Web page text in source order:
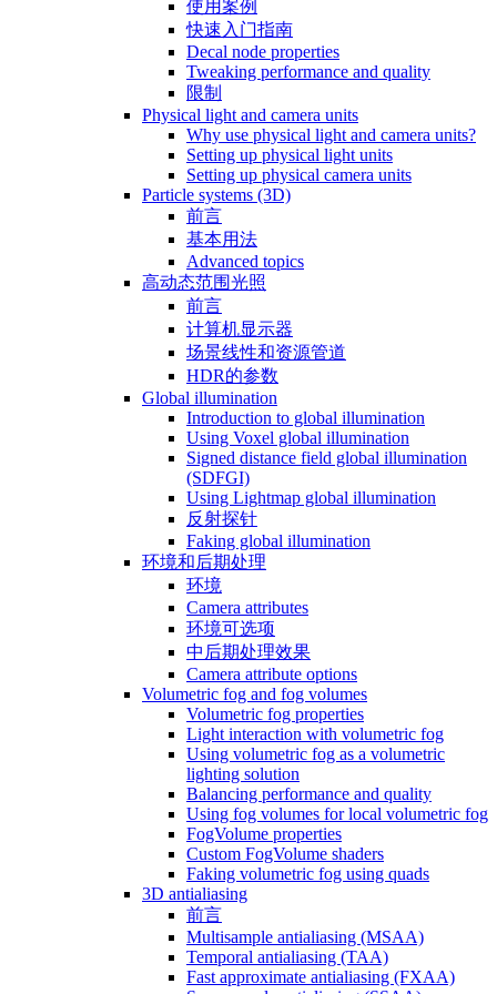
使用案例
快速入门指南
Decal node properties
Tweaking performance and quality
限制
Physical light and camera units
Why use physical light and camera units?
Setting up physical light units
Setting up physical camera units
Particle systems (3D)
前言
基本用法
Advanced topics
高动态范围光照
前言
计算机显示器
场景线性和资源管道
HDR的参数
Global illumination
Introduction to global illumination
Using Voxel global illumination
Signed distance field global illumination
(SDFGI)
Using Lightmap global illumination
反射探针
Faking global illumination
环境和后期处理
环境
Camera attributes
环境可选项
中后期处理效果
Camera attribute options
Volumetric fog and fog volumes
Volumetric fog properties
Light interaction with volumetric fog
Using volumetric fog as a volumetric
lighting solution
Balancing performance and quality
Using fog volumes for local volumetric fog
FogVolume properties
Custom FogVolume shaders
Faking volumetric fog using quads
3D antialiasing
前言
Multisample antialiasing (MSAA)
Temporal antialiasing (TAA)
Fast approximate antialiasing (FXAA)